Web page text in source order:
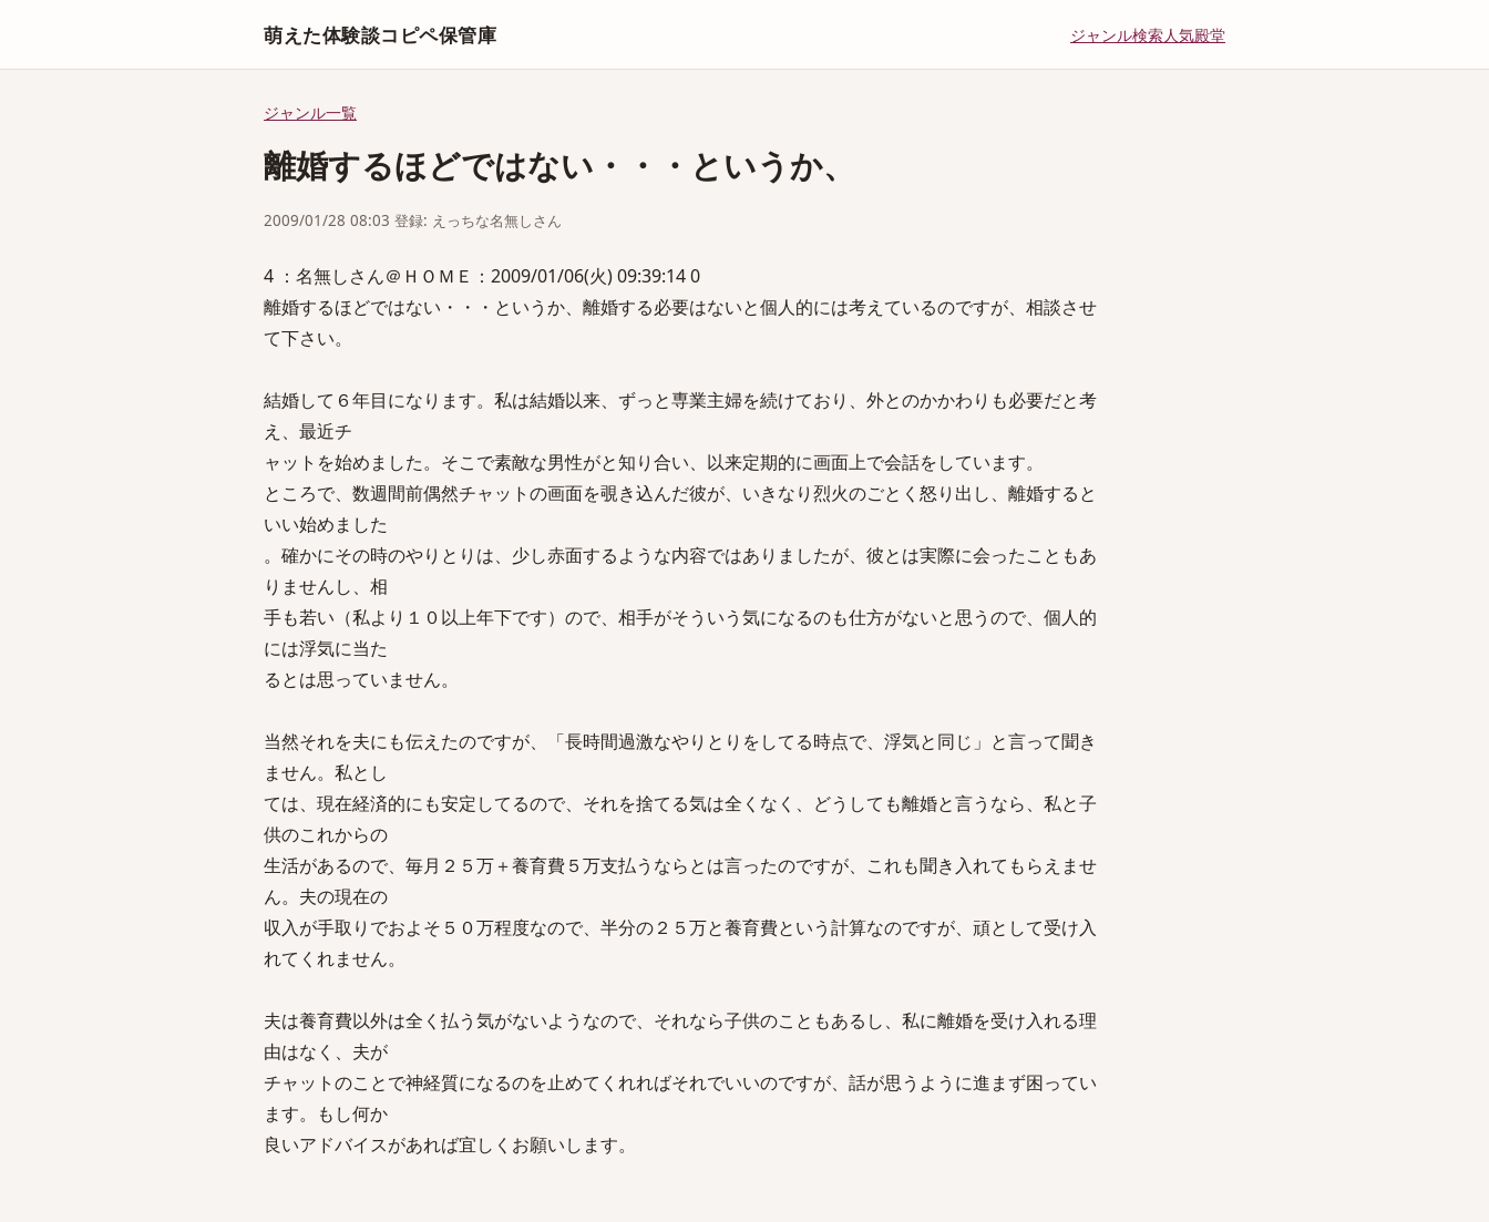
萌えた体験談コピペ保管庫 ジャンル検索人気殿堂
ジャンル一覧
離婚するほどではない・・・というか、
2009/01/28 08:03 登録: えっちな名無しさん
4 ：名無しさん＠ＨＯＭＥ：2009/01/06(火) 09:39:14 0
離婚するほどではない・・・というか、離婚する必要はないと個人的には考えているのですが、相談させ
て下さい。
結婚して６年目になります。私は結婚以来、ずっと専業主婦を続けており、外とのかかわりも必要だと考
え、最近チ
ャットを始めました。そこで素敵な男性がと知り合い、以来定期的に画面上で会話をしています。
ところで、数週間前偶然チャットの画面を覗き込んだ彼が、いきなり烈火のごとく怒り出し、離婚すると
いい始めました
。確かにその時のやりとりは、少し赤面するような内容ではありましたが、彼とは実際に会ったこともあ
りませんし、相
手も若い（私より１０以上年下です）ので、相手がそういう気になるのも仕方がないと思うので、個人的
には浮気に当た
るとは思っていません。
当然それを夫にも伝えたのですが、「長時間過激なやりとりをしてる時点で、浮気と同じ」と言って聞き
ません。私とし
ては、現在経済的にも安定してるので、それを捨てる気は全くなく、どうしても離婚と言うなら、私と子
供のこれからの
生活があるので、毎月２５万＋養育費５万支払うならとは言ったのですが、これも聞き入れてもらえませ
ん。夫の現在の
収入が手取りでおよそ５０万程度なので、半分の２５万と養育費という計算なのですが、頑として受け入
れてくれません。
夫は養育費以外は全く払う気がないようなので、それなら子供のこともあるし、私に離婚を受け入れる理
由はなく、夫が
チャットのことで神経質になるのを止めてくれればそれでいいのですが、話が思うように進まず困ってい
ます。もし何か
良いアドバイスがあれば宜しくお願いします。